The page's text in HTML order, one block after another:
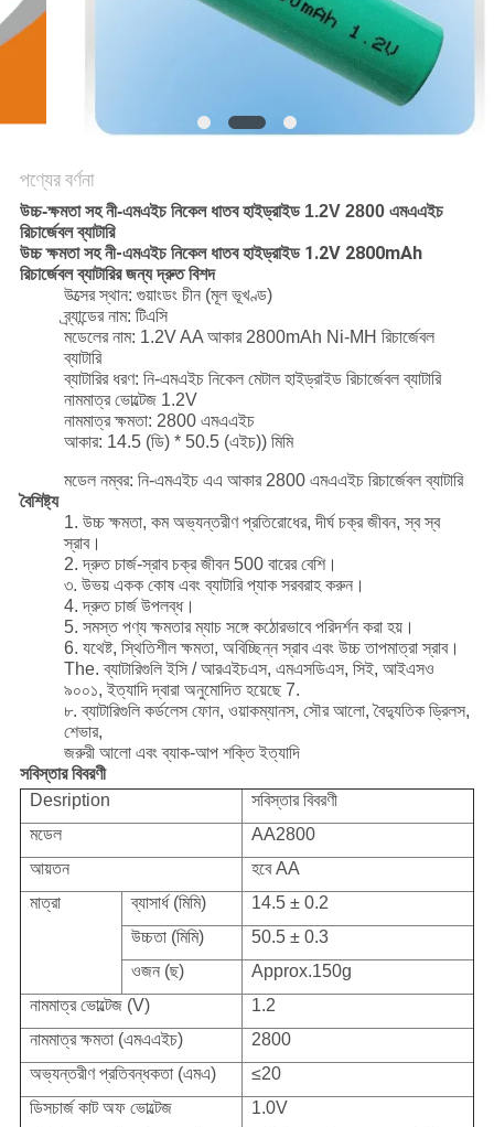
সাইট
ম্যাপ
PRIVACY
POLICY
পণ্যের বর্ণনা
উচ্চ-ক্ষমতা সহ নী-এমএইচ নিকেল ধাতব হাইড্রাইড 1.2V 2800 এমএএইচ
রিচার্জেবল ব্যাটারি
উচ্চ ক্ষমতা সহ নী-এমএইচ নিকেল ধাতব হাইড্রাইড 1.2V 2800mAh
রিচার্জেবল ব্যাটারির জন্য দ্রুত বিশদ
উত্সের স্থান: গুয়াংডং চীন (মূল ভূখণ্ড)
ব্র্যান্ডের নাম: টিএসি
মডেলের নাম: 1.2V AA আকার 2800mAh Ni-MH রিচার্জেবল
ব্যাটারি
ব্যাটারির ধরণ: নি-এমএইচ নিকেল মেটাল হাইড্রাইড রিচার্জেবল ব্যাটারি
নামমাত্র ভোল্টেজ 1.2V
নামমাত্র ক্ষমতা: 2800 এমএএইচ
আকার: 14.5 (ডি) * 50.5 (এইচ)) মিমি
মডেল নম্বর: নি-এমএইচ এএ আকার 2800 এমএএইচ রিচার্জেবল ব্যাটারি
বৈশিষ্ট্য
1. উচ্চ ক্ষমতা, কম অভ্যন্তরীণ প্রতিরোধের, দীর্ঘ চক্র জীবন, স্ব স্ব
স্রাব।
2. দ্রুত চার্জ-স্রাব চক্র জীবন 500 বারের বেশি।
৩. উভয় একক কোষ এবং ব্যাটারি প্যাক সরবরাহ করুন।
4. দ্রুত চার্জ উপলব্ধ।
5. সমস্ত পণ্য ক্ষমতার ম্যাচ সঙ্গে কঠোরভাবে পরিদর্শন করা হয়।
6. যথেষ্ট, স্থিতিশীল ক্ষমতা, অবিচ্ছিন্ন স্রাব এবং উচ্চ তাপমাত্রা স্রাব।
The. ব্যাটারিগুলি ইসি / আরএইচএস, এমএসডিএস, সিই, আইএসও
৯০০১, ইত্যাদি দ্বারা অনুমোদিত হয়েছে 7.
৮. ব্যাটারিগুলি কর্ডলেস ফোন, ওয়াকম্যানস, সৌর আলো, বৈদ্যুতিক ড্রিলস,
শেভার,
জরুরী আলো এবং ব্যাক-আপ শক্তি ইত্যাদি
সবিস্তার বিবরণী
Desription
সবিস্তার বিবরণী
মডেল
AA2800
আয়তন
হবে AA
মাত্রা
ব্যাসার্ধ (মিমি)
14.5 ± 0.2
উচ্চতা (মিমি)
50.5 ± 0.3
ওজন (ছ)
Approx.150g
নামমাত্র ভোল্টেজ (V)
1.2
নামমাত্র ক্ষমতা (এমএএইচ)
2800
অভ্যন্তরীণ প্রতিবন্ধকতা (এমএ)
≤20
ডিসচার্জ কাট অফ ভোল্টেজ
1.0V